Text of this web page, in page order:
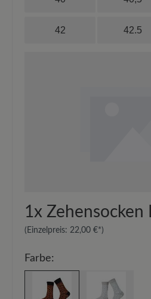
42 42.5
1x Zehensocken
(Einzelpreis: 22,00 €*)
Farbe: